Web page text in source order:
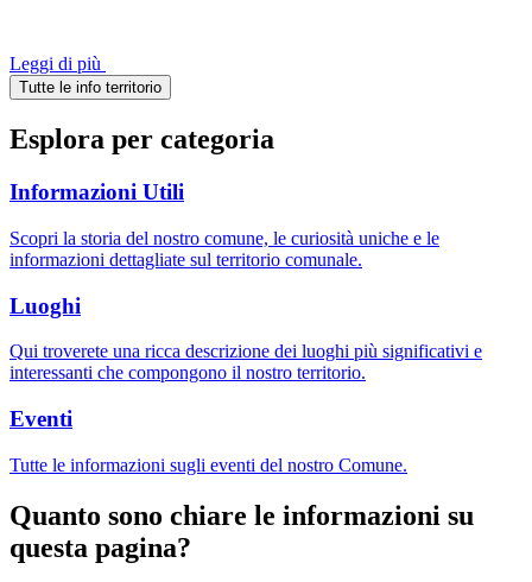
Leggi di più
Tutte le info territorio
Esplora per categoria
Informazioni Utili
Scopri la storia del nostro comune, le curiosità uniche e le
informazioni dettagliate sul territorio comunale.
Luoghi
Qui troverete una ricca descrizione dei luoghi più significativi e
interessanti che compongono il nostro territorio.
Eventi
Tutte le informazioni sugli eventi del nostro Comune.
Quanto sono chiare le informazioni su
questa pagina?